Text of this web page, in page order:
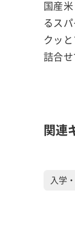
国産
るス
クッ
詰合せ
関連
入学